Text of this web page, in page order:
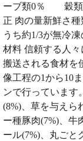
ーブ類0％ 穀類
正 肉の量新鮮さ
うち約1/3が無冷
材料 信頼する人
搬送される食材を
像工程の1から10
ンで行っています
(8%)、草を与えら
ー種豚肉(7%)、牛
ール(7%)、丸ごと